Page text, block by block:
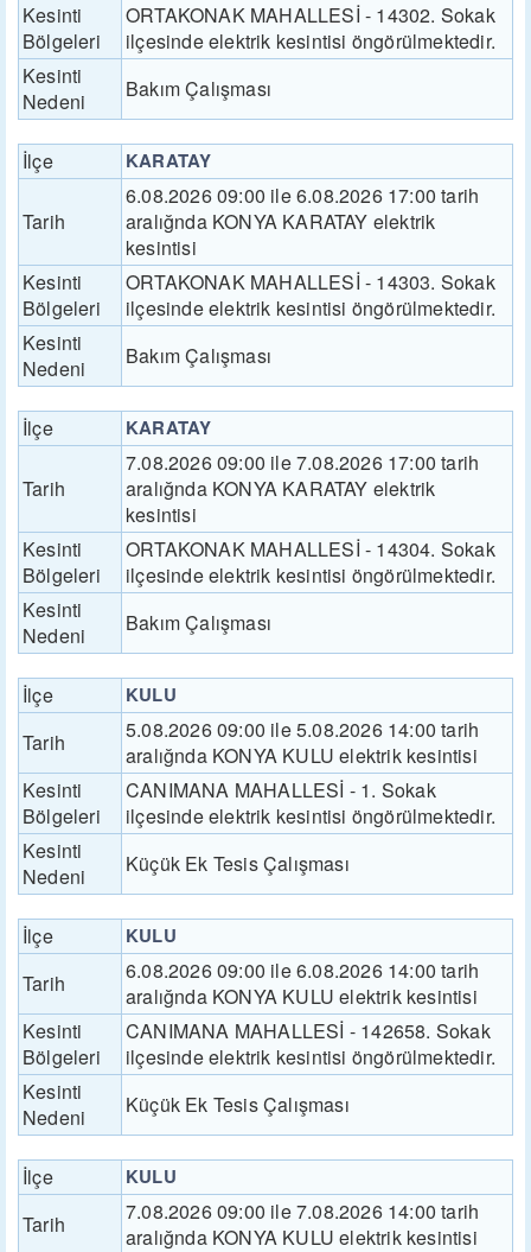
Kesinti
Bölgeleri
ORTAKONAK MAHALLESİ - 14302. Sokak
ilçesinde elektrik kesintisi öngörülmektedir.
Kesinti
Nedeni
Bakım Çalışması
İlçe KARATAY
Tarih
6.08.2026 09:00 ile 6.08.2026 17:00 tarih
aralığnda KONYA KARATAY elektrik
kesintisi
Kesinti
Bölgeleri
ORTAKONAK MAHALLESİ - 14303. Sokak
ilçesinde elektrik kesintisi öngörülmektedir.
Kesinti
Nedeni
Bakım Çalışması
İlçe KARATAY
Tarih
7.08.2026 09:00 ile 7.08.2026 17:00 tarih
aralığnda KONYA KARATAY elektrik
kesintisi
Kesinti
Bölgeleri
ORTAKONAK MAHALLESİ - 14304. Sokak
ilçesinde elektrik kesintisi öngörülmektedir.
Kesinti
Nedeni
Bakım Çalışması
İlçe KULU
Tarih
5.08.2026 09:00 ile 5.08.2026 14:00 tarih
aralığnda KONYA KULU elektrik kesintisi
Kesinti
Bölgeleri
CANIMANA MAHALLESİ - 1. Sokak
ilçesinde elektrik kesintisi öngörülmektedir.
Kesinti
Nedeni
Küçük Ek Tesis Çalışması
İlçe KULU
Tarih
6.08.2026 09:00 ile 6.08.2026 14:00 tarih
aralığnda KONYA KULU elektrik kesintisi
Kesinti
Bölgeleri
CANIMANA MAHALLESİ - 142658. Sokak
ilçesinde elektrik kesintisi öngörülmektedir.
Kesinti
Nedeni
Küçük Ek Tesis Çalışması
İlçe KULU
Tarih
7.08.2026 09:00 ile 7.08.2026 14:00 tarih
aralığnda KONYA KULU elektrik kesintisi